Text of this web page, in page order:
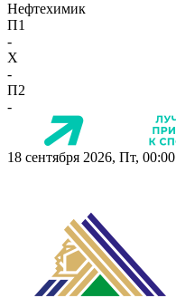
Нефтехимик
П1
-
X
-
П2
-
18 сентября 2026, Пт, 00:00